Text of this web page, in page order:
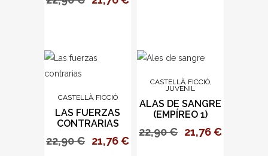
CASTELLÀ, FICCIÓ
LAS FUERZAS
CONTRARIAS
22,90€ 21,76€
CASTELLÀ, FICCIÓ,
JUVENIL
ALAS DE SANGRE
(EMPÍREO 1)
22,90€ 21,76€